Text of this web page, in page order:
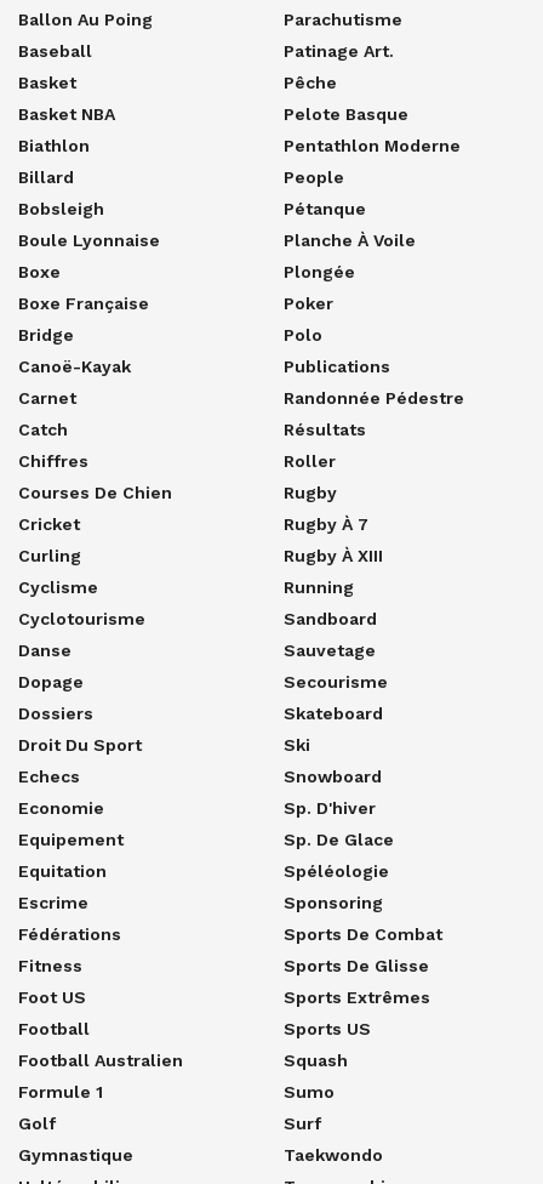
Ballon Au Poing
Baseball
Basket
Basket NBA
Biathlon
Billard
Bobsleigh
Boule Lyonnaise
Boxe
Boxe Française
Bridge
Canoë-Kayak
Carnet
Catch
Chiffres
Courses De Chien
Cricket
Curling
Cyclisme
Cyclotourisme
Danse
Dopage
Dossiers
Droit Du Sport
Echecs
Economie
Equipement
Equitation
Escrime
Fédérations
Fitness
Foot US
Football
Football Australien
Formule 1
Golf
Gymnastique
Parachutisme
Patinage Art.
Pêche
Pelote Basque
Pentathlon Moderne
People
Pétanque
Planche À Voile
Plongée
Poker
Polo
Publications
Randonnée Pédestre
Résultats
Roller
Rugby
Rugby À 7
Rugby À XIII
Running
Sandboard
Sauvetage
Secourisme
Skateboard
Ski
Snowboard
Sp. D'hiver
Sp. De Glace
Spéléologie
Sponsoring
Sports De Combat
Sports De Glisse
Sports Extrêmes
Sports US
Squash
Sumo
Surf
Taekwondo